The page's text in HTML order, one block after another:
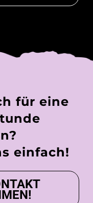
für eine
einfach!